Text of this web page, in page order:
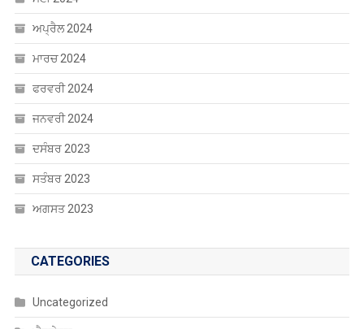
ਅਪ੍ਰੈਲ 2024
ਮਾਰਚ 2024
ਫਰਵਰੀ 2024
ਜਨਵਰੀ 2024
ਦਸੰਬਰ 2023
ਸਤੰਬਰ 2023
ਅਗਸਤ 2023
CATEGORIES
ਐਜੂਕੇਸ਼ਨ